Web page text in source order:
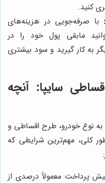
کنید.
با صرفه‌جویی در هزینه‌های
مابقی پول خود را در
به کار گیرید و سود بیشتری
سایپا: آنچه
به نوع خودرو، طرح اقساطی و
کلی، مهم‌ترین شرایطی که
پرداخت معمولاً درصدی از